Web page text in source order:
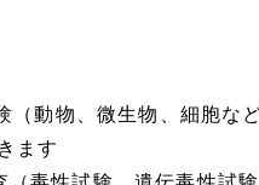
動物、微生物、細胞な
ます